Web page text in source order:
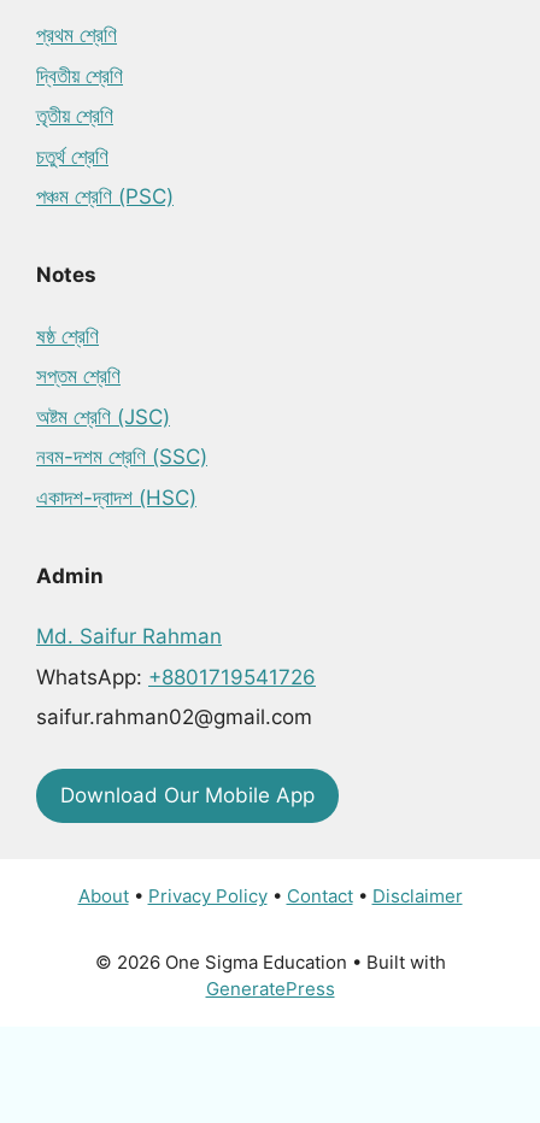
প্রথম শ্রেণি
দ্বিতীয় শ্রেণি
তৃতীয় শ্রেণি
চতুর্থ শ্রেণি
পঞ্চম শ্রেণি (PSC)
Notes
ষষ্ঠ শ্রেণি
সপ্তম শ্রেণি
অষ্টম শ্রেণি (JSC)
নবম-দশম শ্রেণি (SSC)
একাদশ-দ্বাদশ (HSC)
Admin
Md. Saifur Rahman
WhatsApp: +8801719541726
saifur.rahman02@gmail.com
Download Our Mobile App
About• Privacy Policy• Contact• Disclaimer
© 2026 One Sigma Education • Built with
GeneratePress